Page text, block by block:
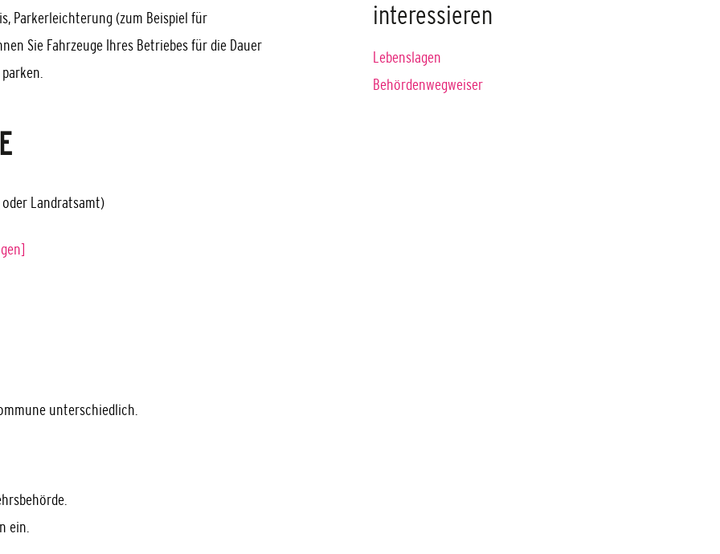
Parkerleichterung (zum Beispiel für
Sie Fahrzeuge Ihres Betriebes für die Dauer
Landratsamt)
unterschiedlich.
ein.
interessieren
Lebenslagen
Behördenwegweiser